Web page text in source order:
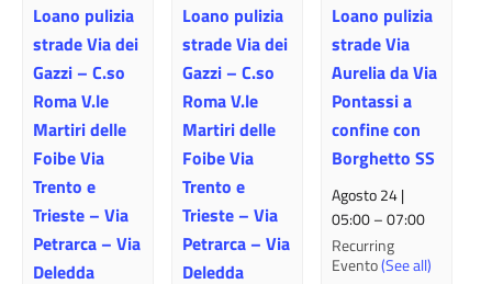
Loano pulizia
strade Via dei
Gazzi – C.so
Roma V.le
Martiri delle
Foibe Via
Trento e
Trieste – Via
Petrarca – Via
Deledda
Loano pulizia
strade Via dei
Gazzi – C.so
Roma V.le
Martiri delle
Foibe Via
Trento e
Trieste – Via
Petrarca – Via
Deledda
Loano pulizia
strade Via
Aurelia da Via
Pontassi a
confine con
Borghetto SS
Agosto 24 |
05:00–07:00
Recurring
Evento(See all)